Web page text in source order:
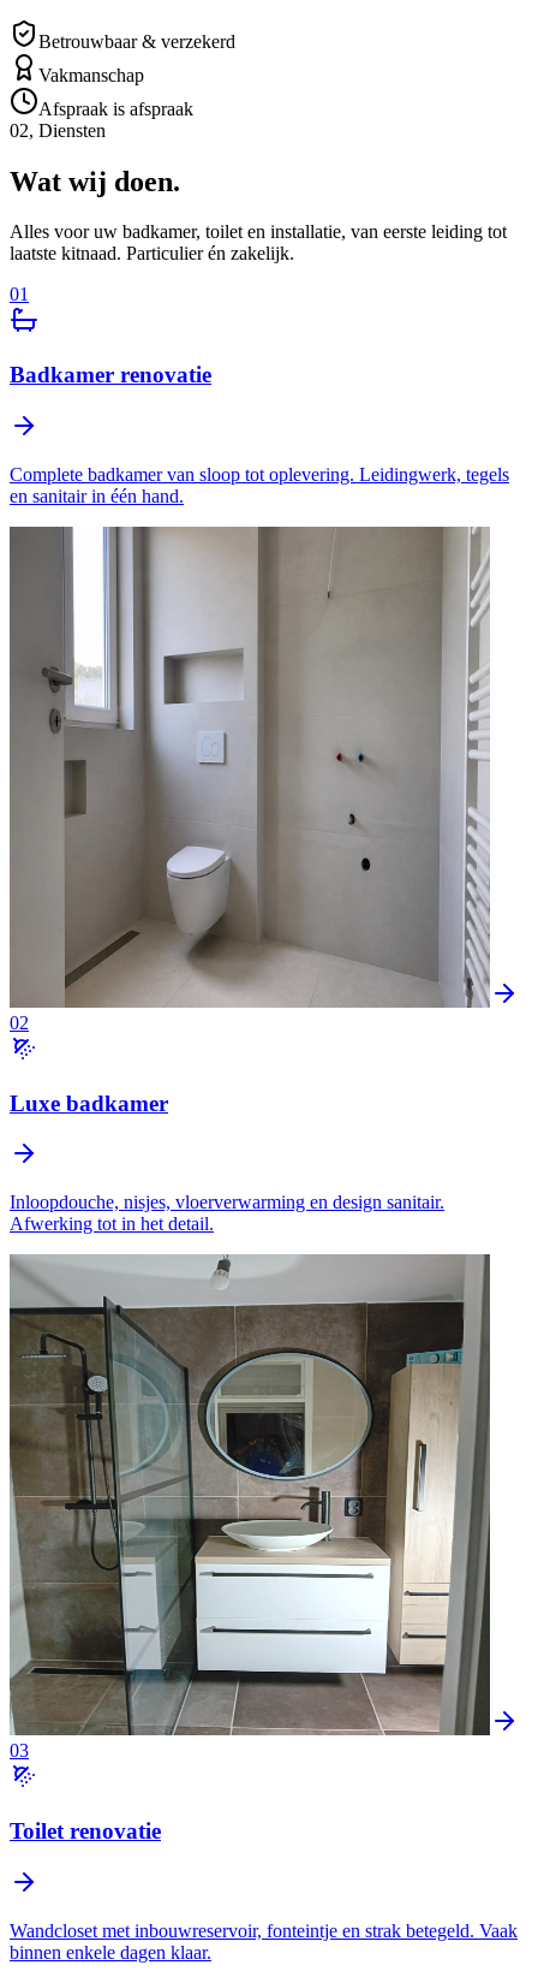
Betrouwbaar & verzekerd
Vakmanschap
Afspraak is afspraak
02, Diensten
Wat wij doen.
Alles voor uw badkamer, toilet en installatie, van eerste leiding tot
laatste kitnaad. Particulier én zakelijk.
01
Badkamer renovatie
Complete badkamer van sloop tot oplevering. Leidingwerk, tegels
en sanitair in één hand.
02
Luxe badkamer
Inloopdouche, nisjes, vloerverwarming en design sanitair.
Afwerking tot in het detail.
03
Toilet renovatie
Wandcloset met inbouwreservoir, fonteintje en strak betegeld. Vaak
binnen enkele dagen klaar.